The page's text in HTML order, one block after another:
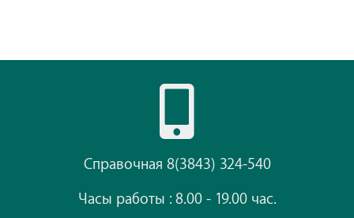
Справочная 8(3843) 324-540
Часы работы : 8.00 - 19.00 час.